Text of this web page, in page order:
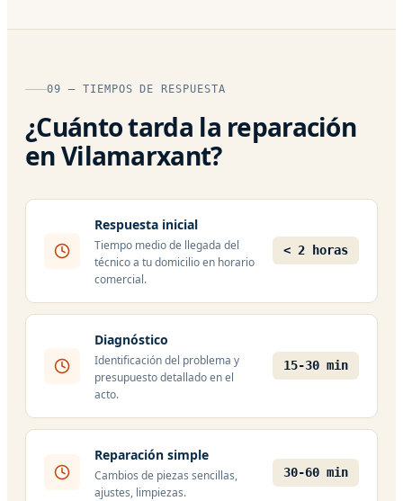
09 — TIEMPOS DE RESPUESTA
¿Cuánto tarda la reparación
en Vilamarxant?
Respuesta inicial
Tiempo medio de llegada del
técnico a tu domicilio en horario
comercial.
< 2 horas
Diagnóstico
Identificación del problema y
presupuesto detallado en el
acto.
15-30 min
Reparación simple
Cambios de piezas sencillas,
ajustes, limpiezas.
30-60 min